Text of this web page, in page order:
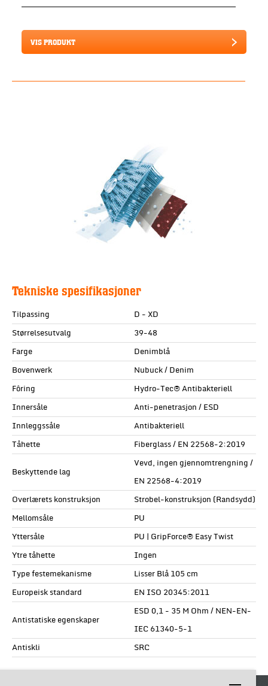
VIS PRODUKT
Tekniske spesifikasjoner
Tilpassing
D - XD
Størrelsesutvalg
39-48
Farge
Denimblå
Bovenwerk
Nubuck / Denim
Fôring
Hydro-Tec® Antibakteriell
Innersåle
Anti-penetrasjon / ESD
Innleggssåle
Antibakteriell
Tåhette
Fiberglass / EN 22568-2:2019
Beskyttende lag
Vevd, ingen gjennomtrengning /
EN 22568-4:2019
Overlærets konstruksjon
Strobel-konstruksjon (Randsydd)
Mellomsåle
PU
Yttersåle
PU | GripForce® Easy Twist
Ytre tåhette
Ingen
Type festemekanisme
Lisser Blå 105 cm
Europeisk standard
EN ISO 20345:2011
Antistatiske egenskaper
ESD 0,1 - 35 M Ohm / NEN-EN-
IEC 61340-5-1
Antiskli
SRC